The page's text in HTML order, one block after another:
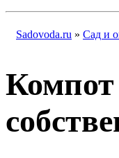
Sadovoda.ru » Сад и
Компот